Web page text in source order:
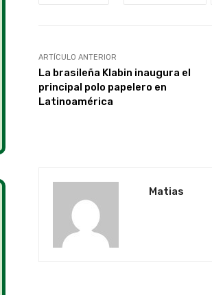
ARTÍCULO ANTERIOR
La brasileña Klabin inaugura el
principal polo papelero en
Latinoamérica
Matias